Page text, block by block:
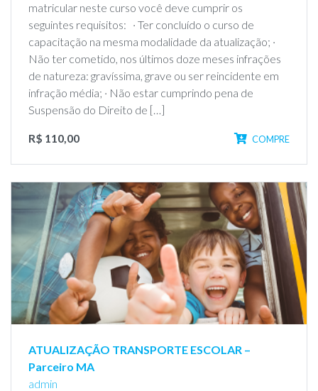
matricular neste curso você deve cumprir os
seguintes requisitos: · Ter concluído o curso de
capacitação na mesma modalidade da atualização; ·
Não ter cometido, nos últimos doze meses infrações
de natureza: gravíssima, grave ou ser reincidente em
infração média; · Não estar cumprindo pena de
Suspensão do Direito de […]
R$ 110,00 COMPRE
ATUALIZAÇÃO TRANSPORTE ESCOLAR –
Parceiro MA
admin